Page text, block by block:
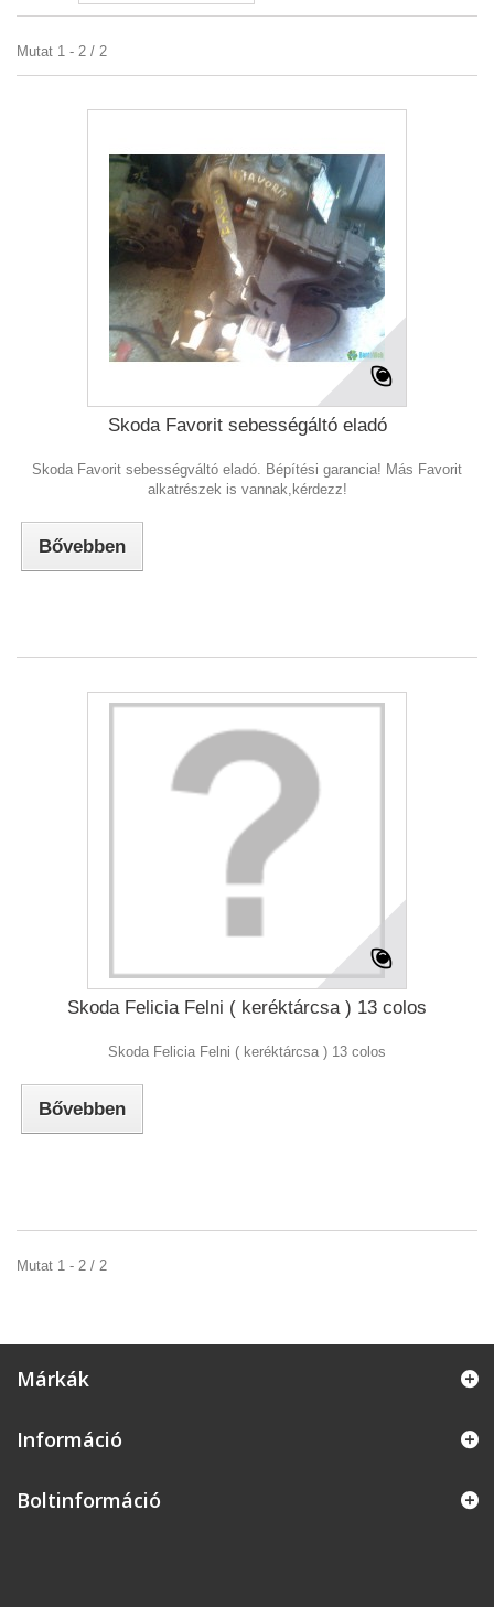
Mutat 1 - 2 / 2
Skoda Favorit sebességáltó eladó
Skoda Favorit sebességváltó eladó. Bépítési garancia! Más Favorit
alkatrészek is vannak,kérdezz!
Bővebben
Skoda Felicia Felni ( keréktárcsa ) 13 colos
Skoda Felicia Felni ( keréktárcsa ) 13 colos
Bővebben
Mutat 1 - 2 / 2
Márkák
Információ
Boltinformáció